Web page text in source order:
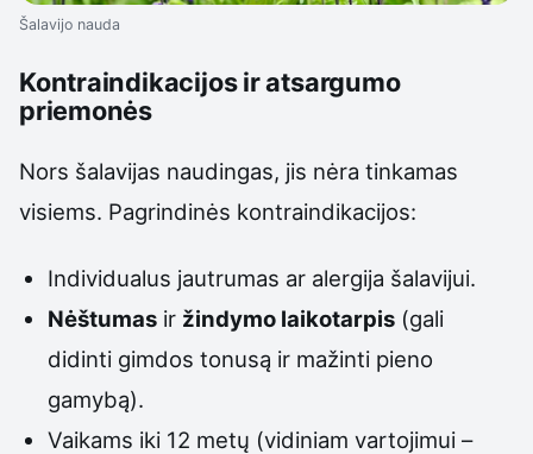
Šalavijo nauda
Kontraindikacijos ir atsargumo
priemonės
Nors šalavijas naudingas, jis nėra tinkamas
visiems. Pagrindinės kontraindikacijos:
Individualus jautrumas ar alergija šalavijui.
Nėštumas ir žindymo laikotarpis (gali
didinti gimdos tonusą ir mažinti pieno
gamybą).
Vaikams iki 12 metų (vidiniam vartojimui –